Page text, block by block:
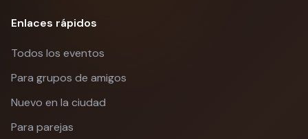
Enlaces rápidos
Todos los eventos
Para grupos de amigos
Nuevo en la ciudad
Para parejas